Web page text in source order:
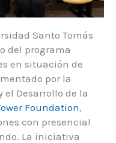
Santo Tomás
del programa
en situación de
por la
Desarrollo de la
Foundation,
con presencial
La iniciativa